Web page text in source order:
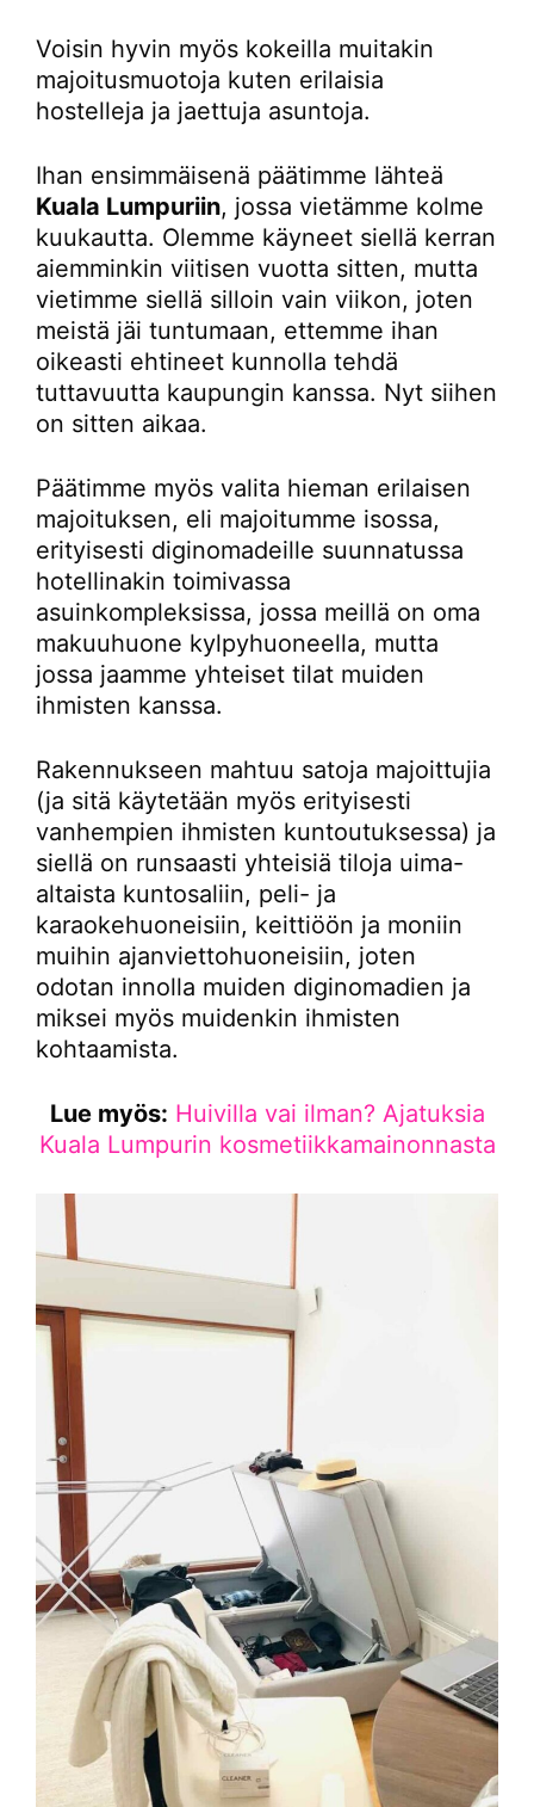
Voisin hyvin myös kokeilla muitakin
majoitusmuotoja kuten erilaisia
hostelleja ja jaettuja asuntoja.
Ihan ensimmäisenä päätimme lähteä
Kuala Lumpuriin, jossa vietämme kolme
kuukautta. Olemme käyneet siellä kerran
aiemminkin viitisen vuotta sitten, mutta
vietimme siellä silloin vain viikon, joten
meistä jäi tuntumaan, ettemme ihan
oikeasti ehtineet kunnolla tehdä
tuttavuutta kaupungin kanssa. Nyt siihen
on sitten aikaa.
Päätimme myös valita hieman erilaisen
majoituksen, eli majoitumme isossa,
erityisesti diginomadeille suunnatussa
hotellinakin toimivassa
asuinkompleksissa, jossa meillä on oma
makuuhuone kylpyhuoneella, mutta
jossa jaamme yhteiset tilat muiden
ihmisten kanssa.
Rakennukseen mahtuu satoja majoittujia
(ja sitä käytetään myös erityisesti
vanhempien ihmisten kuntoutuksessa) ja
siellä on runsaasti yhteisiä tiloja uima-
altaista kuntosaliin, peli- ja
karaokehuoneisiin, keittiöön ja moniin
muihin ajanviettohuoneisiin, joten
odotan innolla muiden diginomadien ja
miksei myös muidenkin ihmisten
kohtaamista.
Lue myös: Huivilla vai ilman? Ajatuksia
Kuala Lumpurin kosmetiikkamainonnasta